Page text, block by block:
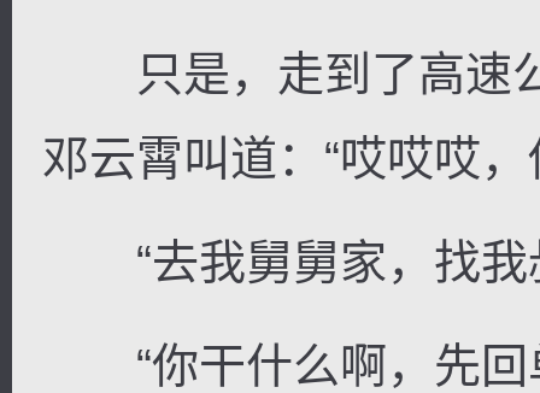
只是，走到了高速
邓云霄叫道：“哎哎哎
“去我舅舅家，找我
“你干什么啊，先回